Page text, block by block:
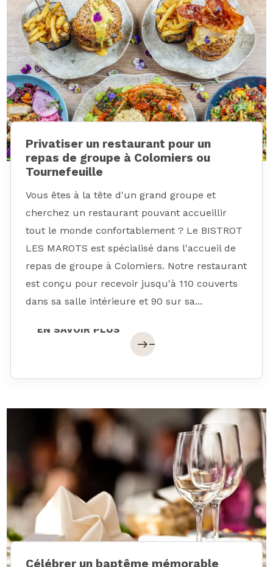
Privatiser un restaurant pour un
repas de groupe à Colomiers ou
Tournefeuille
Vous êtes à la tête d'un grand groupe et
cherchez un restaurant pouvant accueillir
tout le monde confortablement ? Le BISTROT
LES MAROTS est spécialisé dans l'accueil de
repas de groupe à Colomiers. Notre restaurant
est conçu pour recevoir jusqu'à 110 couverts
dans sa salle intérieure et 90 sur sa...
EN SAVOIR PLUS
easteast
Célébrer un baptême mémorable